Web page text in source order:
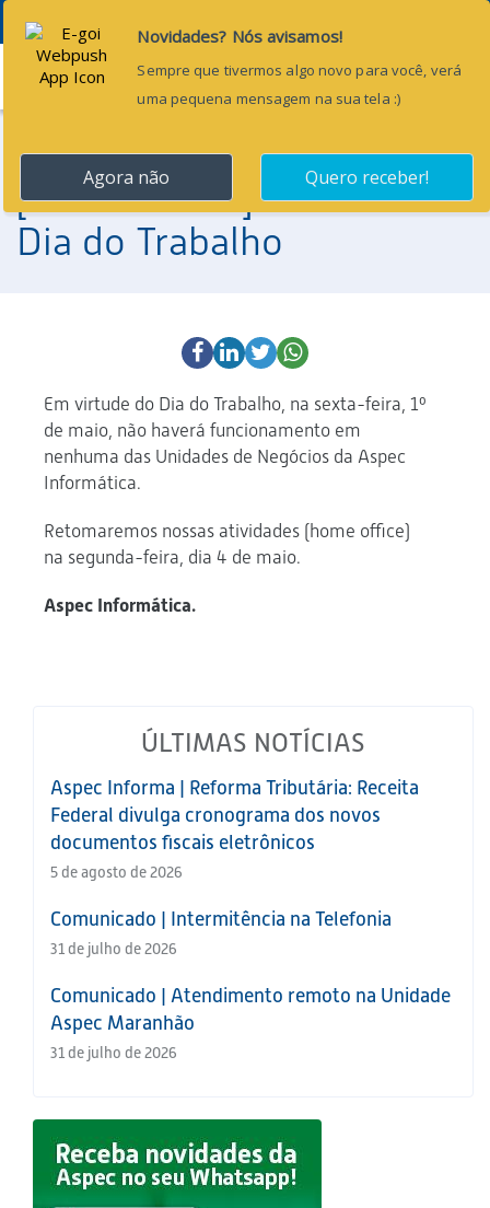
Menu
30 de abril de 2020
[Comunicado] Feriado do
Dia do Trabalho
Em virtude do Dia do Trabalho, na sexta-feira, 1º
de maio, não haverá funcionamento em
nenhuma das Unidades de Negócios da Aspec
Informática.
Retomaremos nossas atividades (home office)
na segunda-feira, dia 4 de maio.
Aspec Informática.
ÚLTIMAS NOTÍCIAS
Aspec Informa | Reforma Tributária: Receita
Federal divulga cronograma dos novos
documentos fiscais eletrônicos
5 de agosto de 2026
Comunicado | Intermitência na Telefonia
31 de julho de 2026
Comunicado | Atendimento remoto na Unidade
Aspec Maranhão
31 de julho de 2026